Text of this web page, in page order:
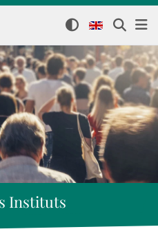
Instituts